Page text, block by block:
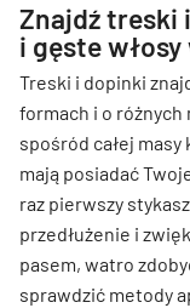
Znajdź treski
i gęste
Treski i dopinki
formach i o różnych
spośród całej
mają posiadać
raz pierwszy
przedłużenie i
pasem, watro
sprawdzić metody